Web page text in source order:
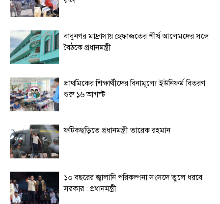
বাবুনগর মাদ্রাসায় হেফাজতের শীর্ষ আলেমদের সঙ্গে
বৈঠকে প্রধানমন্ত্রী
প্রাথমিকের শিক্ষার্থীদের বিনামূল্যে ইউনিফর্ম বিতরণ
শুরু ১৬ আগস্ট
ফটিকছড়িতে প্রধানমন্ত্রী তারেক রহমান
১০ বছরের জ্বালানি পরিকল্পনা সংসদে তুলে ধরবে
সরকার : প্রধানমন্ত্রী